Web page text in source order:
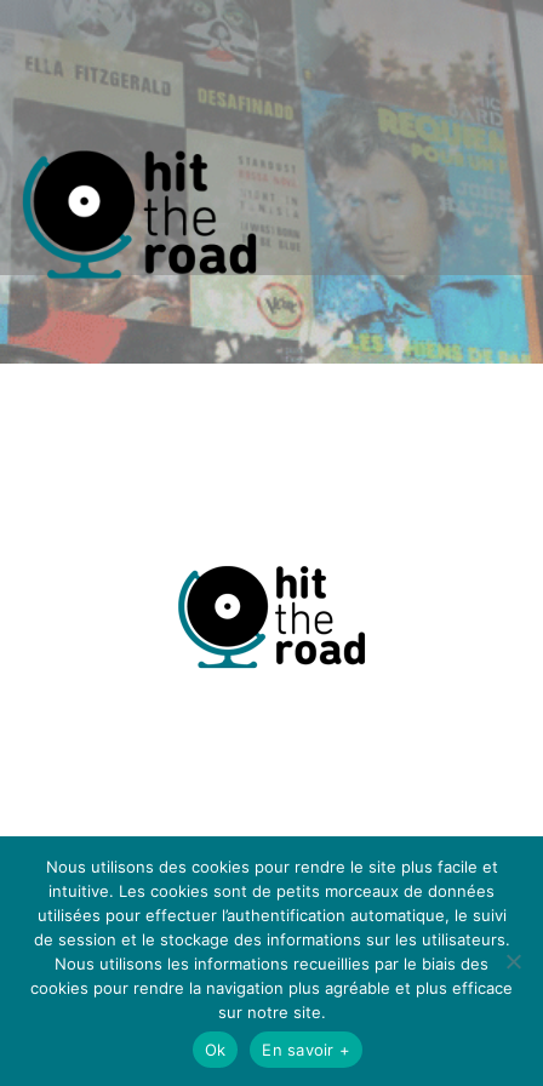
LEGAL NOTICE CGV BLOG MÉDIAS
Hit the Road - Events © 2024 Choisissez votre langue
Nous utilisons des cookies pour rendre le site plus facile et
intuitive. Les cookies sont de petits morceaux de données
utilisées pour effectuer l’authentification automatique, le suivi
de session et le stockage des informations sur les utilisateurs.
Nous utilisons les informations recueillies par le biais des
cookies pour rendre la navigation plus agréable et plus efficace
sur notre site.
Ok
En savoir +